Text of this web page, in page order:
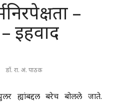
–
इहवाद
डॉ. रा. अं. पाठक
ह्यांबद्दल बरेच बोलले जाते.